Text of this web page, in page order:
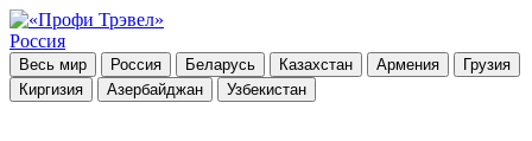
Россия
Весь мир Россия Беларусь Казахстан Армения
Грузия
Киргизия
Азербайджан Узбекистан